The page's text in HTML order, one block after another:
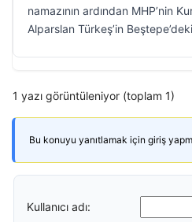
namazının ardından MHP’nin
Alparslan Türkeş’in
1 yazı görüntüleniyor (toplam 1)
Bu konuyu yanıtlamak için giriş
Kullanıcı adı: